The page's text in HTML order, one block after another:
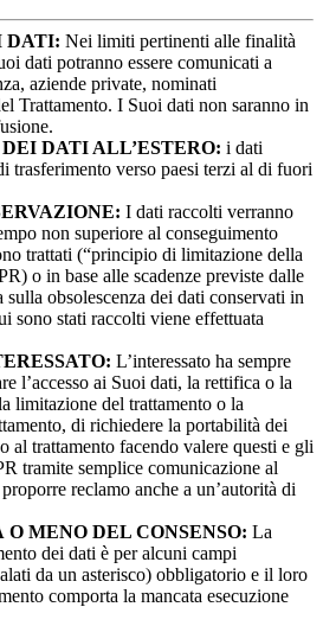
DATI: Nei limiti pertinenti alle finalità
dati potranno essere comunicati a
aziende private, nominati
Trattamento. I Suoi dati non saranno in
DATI ALL’ESTERO: i dati
trasferimento verso paesi terzi al di fuori
I dati raccolti verranno
non superiore al conseguimento
trattati (“principio di limitazione della
o in base alle scadenze previste dalle
obsolescenza dei dati conservati in
sono stati raccolti viene effettuata
L’interessato ha sempre
l’accesso ai Suoi dati, la rettifica o la
limitazione del trattamento o la
di richiedere la portabilità dei
al trattamento facendo valere questi e gli
tramite semplice comunicazione al
reclamo anche a un’autorità di
MENO DEL CONSENSO: La
dei dati è per alcuni campi
da un asterisco) obbligatorio e il loro
comporta la mancata esecuzione